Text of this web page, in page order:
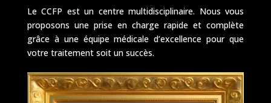
Le CCFP est un centre multidisciplinaire. Nous vous
proposons une prise en charge rapide et complète
grâce à une équipe médicale d’excellence pour que
votre traitement soit un succès.